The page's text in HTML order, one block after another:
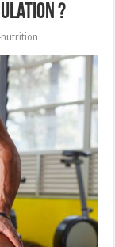
?